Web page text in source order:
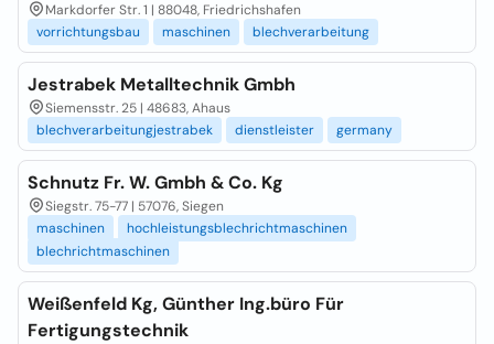
Markdorfer Str. 1 | 88048, Friedrichshafen
vorrichtungsbau
maschinen blechverarbeitung
Jestrabek Metalltechnik Gmbh
Siemensstr. 25 | 48683, Ahaus
blechverarbeitungjestrabek
dienstleister germany
Schnutz Fr. W. Gmbh & Co. Kg
Siegstr. 75-77 | 57076, Siegen
maschinen
hochleistungsblechrichtmaschinen
blechrichtmaschinen
Weißenfeld Kg, Günther Ing.büro Für
Fertigungstechnik